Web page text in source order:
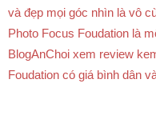
và đẹp mọi góc nhìn là vô
Photo Focus Foudation là
BlogAnChoi xem review
Foudation có giá bình dân